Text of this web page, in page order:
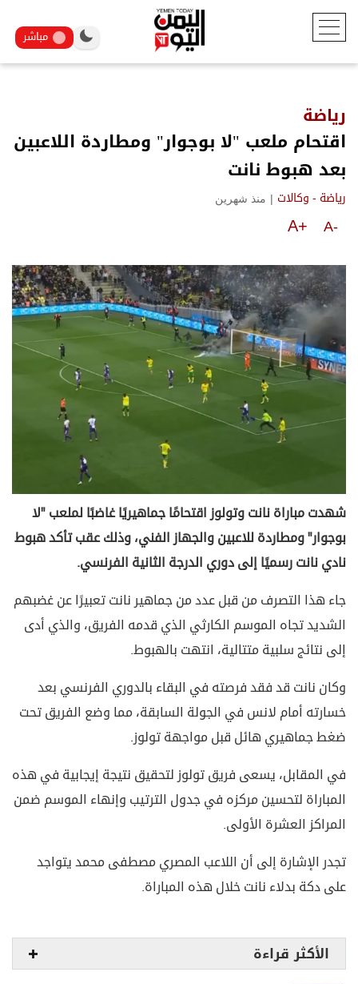
مباشر
رياضة
اقتحام ملعب "لا بوجوار" ومطاردة اللاعبين
بعد هبوط نانت
رياضة - وكالات | منذ شهرين
A-
A+
شهدت مباراة نانت وتولوز اقتحامًا جماهيريًا غاضبًا لملعب "لا
بوجوار" ومطاردة للاعبين والجهاز الفني، وذلك عقب تأكد هبوط
نادي نانت رسميًا إلى دوري الدرجة الثانية الفرنسي.
جاء هذا التصرف من قبل عدد من جماهير نانت تعبيرًا عن غضبهم
الشديد تجاه الموسم الكارثي الذي قدمه الفريق، والذي أدى
إلى نتائج سلبية متتالية، انتهت بالهبوط.
وكان نانت قد فقد فرصته في البقاء بالدوري الفرنسي بعد
خسارته أمام لانس في الجولة السابقة، مما وضع الفريق تحت
ضغط جماهيري هائل قبل مواجهة تولوز.
في المقابل، يسعى فريق تولوز لتحقيق نتيجة إيجابية في هذه
المباراة لتحسين مركزه في جدول الترتيب وإنهاء الموسم ضمن
المراكز العشرة الأولى.
تجدر الإشارة إلى أن اللاعب المصري مصطفى محمد يتواجد
على دكة بدلاء نانت خلال هذه المباراة.
الأكثر قراءة